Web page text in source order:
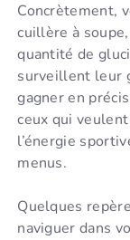
Concrètement,
cuillère à
quantité de
surveillent leur
gagner en
ceux qui
l’énergie
menus.
Quelques
naviguer dans